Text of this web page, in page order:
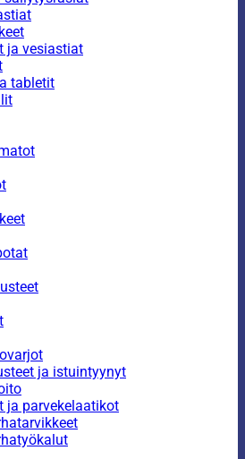
ja vesiastiat
tabletit
ja istuintyynyt
ja parvekelaatikot